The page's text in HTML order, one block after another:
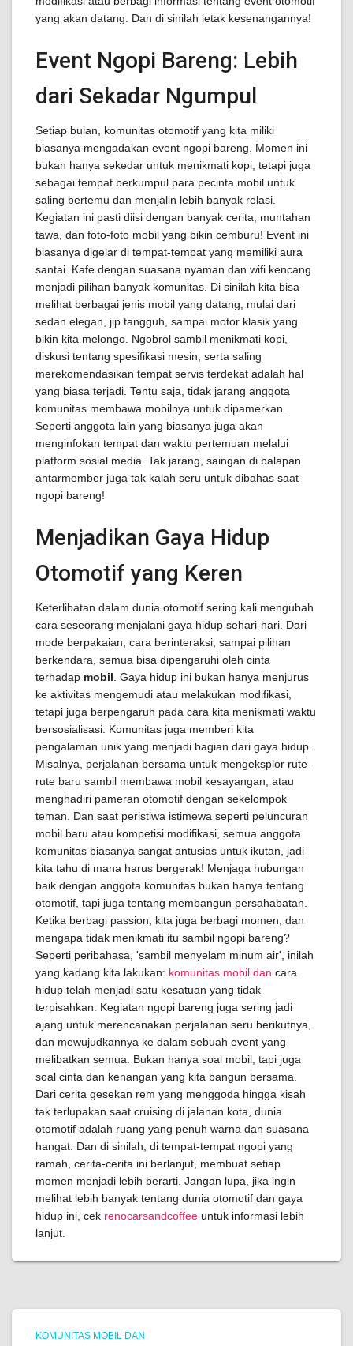
yang akan datang. Dan di sinilah letak kesenangannya!
Event Ngopi Bareng: Lebih
dari Sekadar Ngumpul
Setiap bulan, komunitas otomotif yang kita miliki
biasanya mengadakan event ngopi bareng. Momen ini
bukan hanya sekedar untuk menikmati kopi, tetapi juga
sebagai tempat berkumpul para pecinta mobil untuk
saling bertemu dan menjalin lebih banyak relasi.
Kegiatan ini pasti diisi dengan banyak cerita, muntahan
tawa, dan foto-foto mobil yang bikin cemburu! Event ini
biasanya digelar di tempat-tempat yang memiliki aura
santai. Kafe dengan suasana nyaman dan wifi kencang
menjadi pilihan banyak komunitas. Di sinilah kita bisa
melihat berbagai jenis mobil yang datang, mulai dari
sedan elegan, jip tangguh, sampai motor klasik yang
bikin kita melongo. Ngobrol sambil menikmati kopi,
diskusi tentang spesifikasi mesin, serta saling
merekomendasikan tempat servis terdekat adalah hal
yang biasa terjadi. Tentu saja, tidak jarang anggota
komunitas membawa mobilnya untuk dipamerkan.
Seperti anggota lain yang biasanya juga akan
menginfokan tempat dan waktu pertemuan melalui
platform sosial media. Tak jarang, saingan di balapan
antarmember juga tak kalah seru untuk dibahas saat
ngopi bareng!
Menjadikan Gaya Hidup
Otomotif yang Keren
Keterlibatan dalam dunia otomotif sering kali mengubah
cara seseorang menjalani gaya hidup sehari-hari. Dari
mode berpakaian, cara berinteraksi, sampai pilihan
berkendara, semua bisa dipengaruhi oleh cinta
terhadap mobil . Gaya hidup ini bukan hanya menjurus
ke aktivitas mengemudi atau melakukan modifikasi,
tetapi juga berpengaruh pada cara kita menikmati waktu
bersosialisasi. Komunitas juga memberi kita
pengalaman unik yang menjadi bagian dari gaya hidup.
Misalnya, perjalanan bersama untuk mengeksplor rute-
rute baru sambil membawa mobil kesayangan, atau
menghadiri pameran otomotif dengan sekelompok
teman. Dan saat peristiwa istimewa seperti peluncuran
mobil baru atau kompetisi modifikasi, semua anggota
komunitas biasanya sangat antusias untuk ikutan, jadi
kita tahu di mana harus bergerak! Menjaga hubungan
baik dengan anggota komunitas bukan hanya tentang
otomotif, tapi juga tentang membangun persahabatan.
Ketika berbagi passion, kita juga berbagi momen, dan
mengapa tidak menikmati itu sambil ngopi bareng?
Seperti peribahasa, 'sambil menyelam minum air', inilah
yang kadang kita lakukan: komunitas mobil dan cara
hidup telah menjadi satu kesatuan yang tidak
terpisahkan. Kegiatan ngopi bareng juga sering jadi
ajang untuk merencanakan perjalanan seru berikutnya,
dan mewujudkannya ke dalam sebuah event yang
melibatkan semua. Bukan hanya soal mobil, tapi juga
soal cinta dan kenangan yang kita bangun bersama.
Dari cerita gesekan rem yang menggoda hingga kisah
tak terlupakan saat cruising di jalanan kota, dunia
otomotif adalah ruang yang penuh warna dan suasana
hangat. Dan di sinilah, di tempat-tempat ngopi yang
ramah, cerita-cerita ini berlanjut, membuat setiap
momen menjadi lebih berarti. Jangan lupa, jika ingin
melihat lebih banyak tentang dunia otomotif dan gaya
hidup ini, cek renocarsandcoffee untuk informasi lebih
lanjut.
KOMUNITAS MOBIL DAN